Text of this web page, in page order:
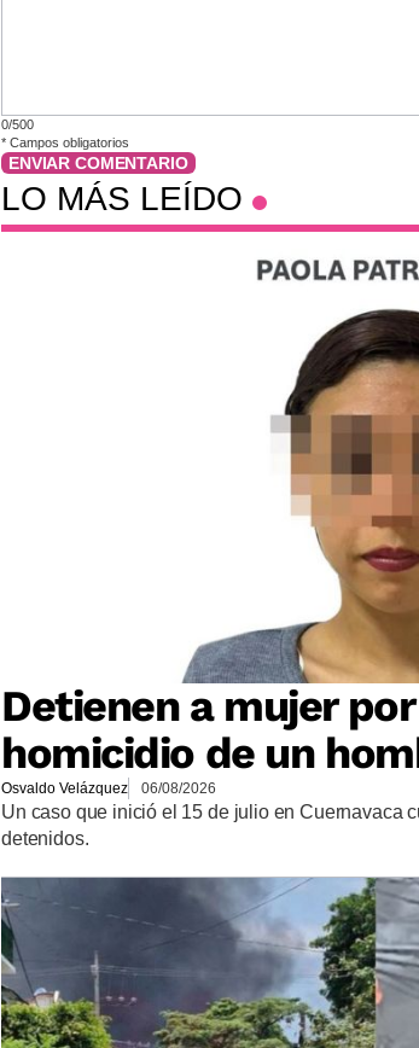
0/500
* Campos obligatorios
ENVIAR COMENTARIO
LO MÁS LEÍDO
Detienen a mujer
homicidio de un
Osvaldo Velázquez 06/08/2026
Un caso que inició el 15 de julio en Cuernavaca
detenidos.